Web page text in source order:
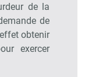
de la
de
obtenir
exercer